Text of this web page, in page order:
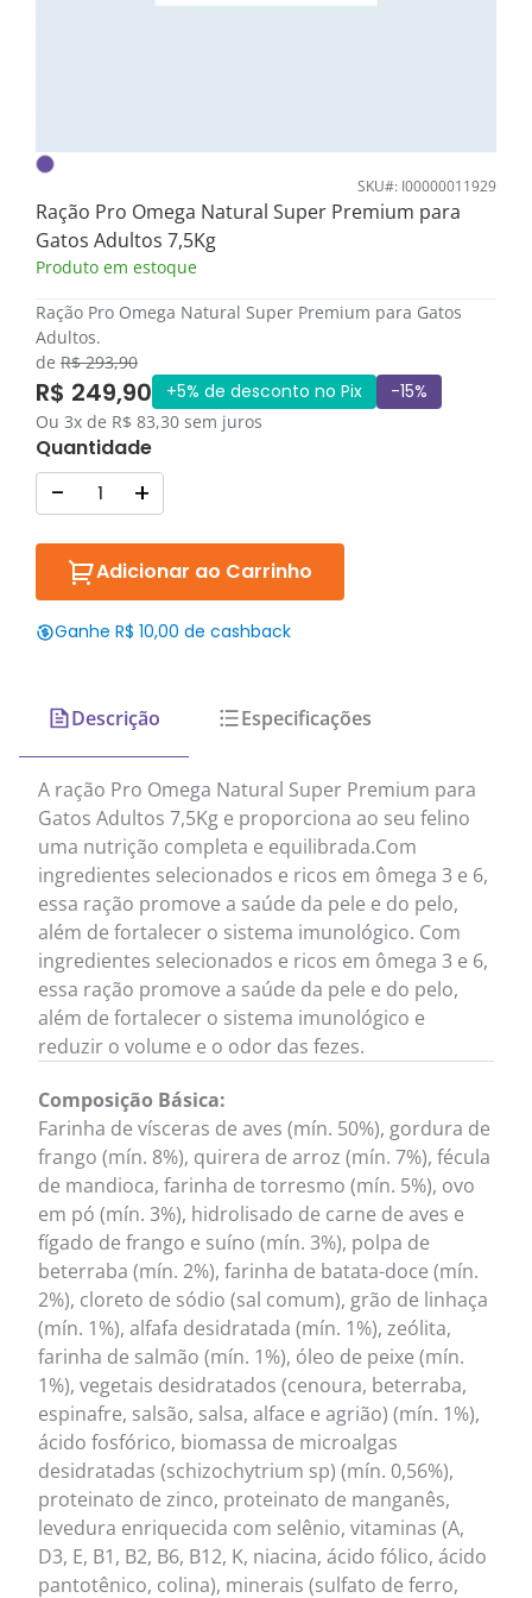
SKU#: I00000011929
Ração Pro Omega Natural Super Premium para
Gatos Adultos 7,5Kg
Produto em estoque
Ração Pro Omega Natural Super Premium para Gatos
Adultos.
de R$ 293,90
R$ 249,90 +5% de desconto no Pix -15%
Ou 3x de R$ 83,30 sem juros
Quantidade
- +
Adicionar ao Carrinho
Ganhe R$ 10,00 de cashback
Descrição Especificações
A ração Pro Omega Natural Super Premium para
Gatos Adultos 7,5Kg e proporciona ao seu felino
uma nutrição completa e equilibrada.Com
ingredientes selecionados e ricos em ômega 3 e 6,
essa ração promove a saúde da pele e do pelo,
além de fortalecer o sistema imunológico. Com
ingredientes selecionados e ricos em ômega 3 e 6,
essa ração promove a saúde da pele e do pelo,
além de fortalecer o sistema imunológico e
reduzir o volume e o odor das fezes.
Composição Básica:
Farinha de vísceras de aves (mín. 50%), gordura de
frango (mín. 8%), quirera de arroz (mín. 7%), fécula
de mandioca, farinha de torresmo (mín. 5%), ovo
em pó (mín. 3%), hidrolisado de carne de aves e
fígado de frango e suíno (mín. 3%), polpa de
beterraba (mín. 2%), farinha de batata-doce (mín.
2%), cloreto de sódio (sal comum), grão de linhaça
(mín. 1%), alfafa desidratada (mín. 1%), zeólita,
farinha de salmão (mín. 1%), óleo de peixe (mín.
1%), vegetais desidratados (cenoura, beterraba,
espinafre, salsão, salsa, alface e agrião) (mín. 1%),
ácido fosfórico, biomassa de microalgas
desidratadas (schizochytrium sp) (mín. 0,56%),
proteinato de zinco, proteinato de manganês,
levedura enriquecida com selênio, vitaminas (A,
D3, E, B1, B2, B6, B12, K, niacina, ácido fólico, ácido
pantotênico, colina), minerais (sulfato de ferro,